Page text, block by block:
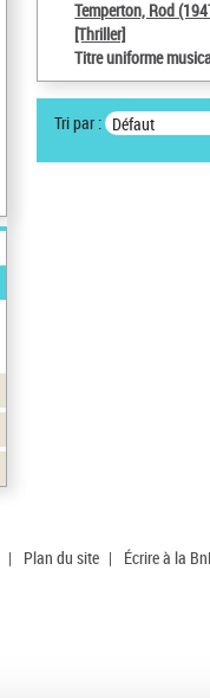
Temperton, Rod
[Thriller]
Titre uniforme
Tri par : Défaut
| Plan du site | Écrire à la